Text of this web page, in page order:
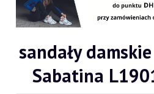
sandały
Sabatina